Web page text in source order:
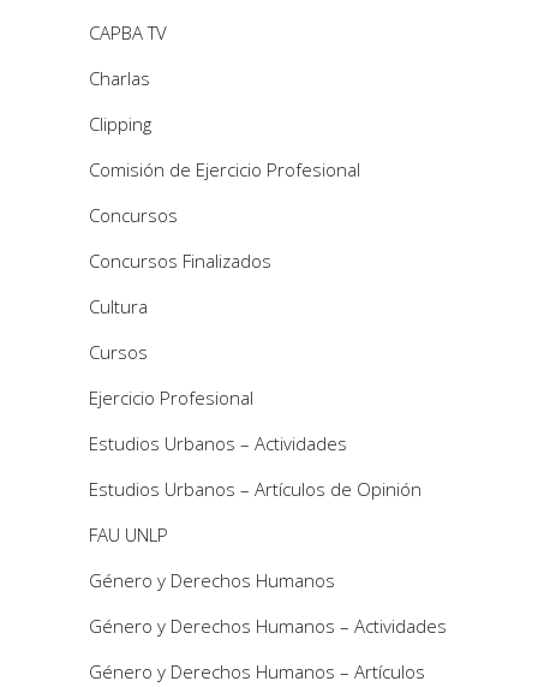
CAPBA TV
Charlas
Clipping
Comisión de Ejercicio Profesional
Concursos
Concursos Finalizados
Cultura
Cursos
Ejercicio Profesional
Estudios Urbanos – Actividades
Estudios Urbanos – Artículos de Opinión
FAU UNLP
Género y Derechos Humanos
Género y Derechos Humanos – Actividades
Género y Derechos Humanos – Artículos